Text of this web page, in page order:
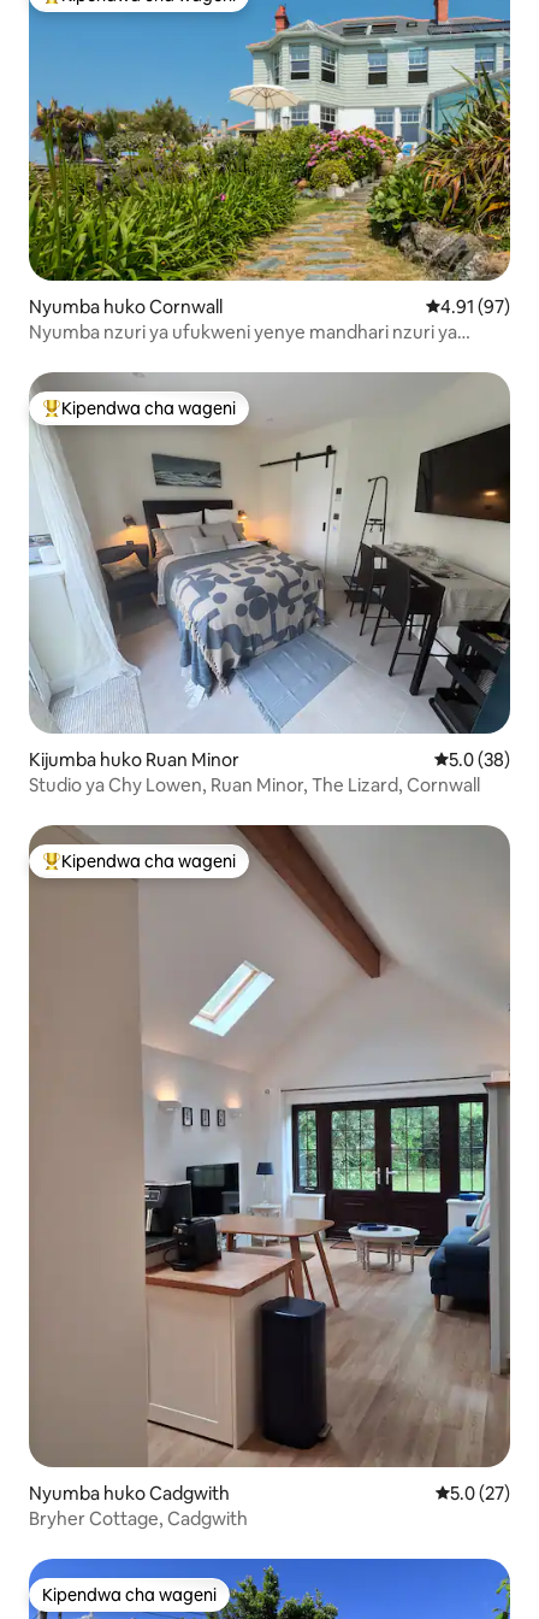
Kipendwa maarufu cha wageni
Nyumba huko Cornwall Ukadiriaji wa
4.91 (97)
Nyumba nzuri ya ufukweni yenye mandhari nzuri ya
Kipendwa maarufu cha wageni
Kipendwa cha wageni
Kijumba huko Ruan Minor Ukadiriaji
5.0 (38)
Studio ya Chy Lowen, Ruan Minor, The Lizard, Cornwall
Kipendwa maarufu cha wageni
Kipendwa cha wageni
Nyumba huko Cadgwith Ukadiriaji
5.0 (27)
Bryher Cottage, Cadgwith
Kipendwa cha wageni
Kipendwa cha wageni